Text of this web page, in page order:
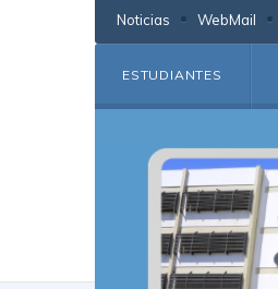
Noticias WebMail
ESTUDIANTES